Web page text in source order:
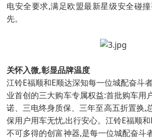
电安全要求,满足欧盟最新星级安全碰
先。
关怀入微,彰显品牌温度
江铃E福顺和E顺达深知每一位城配奋斗
业首创的三大购车专属权益:首批购车用
诺、三电终身质保、三年至高五折置换,
保用户用车无忧,出行安心。江铃E福顺
不可多得的创富神器,是每一位城配奋斗